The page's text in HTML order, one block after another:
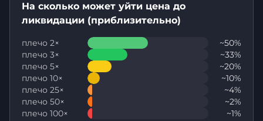
На сколько может уйти цена до
ликвидации (приблизительно)
плечо 2×
~50%
плечо 3×
~33%
плечо 5×
~20%
плечо 10×
~10%
плечо 25×
~4%
плечо 50×
~2%
плечо 100×
~1%